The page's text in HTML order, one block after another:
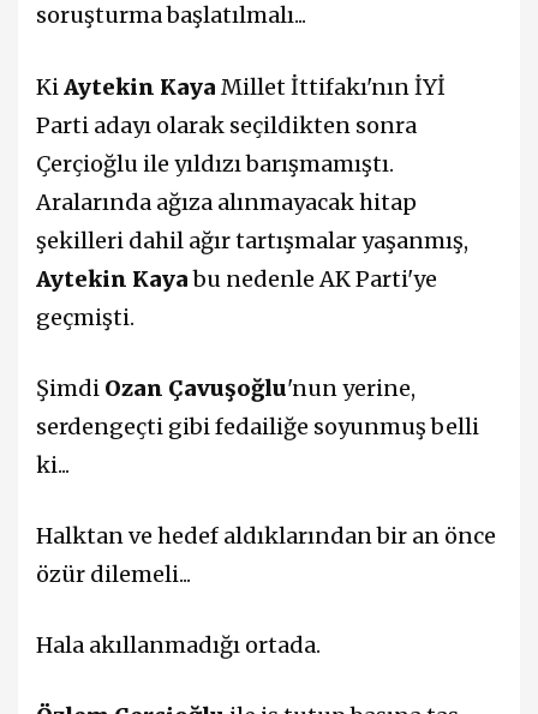
soruşturma başlatılmalı...
Ki Aytekin Kaya Millet İttifakı'nın İYİ
Parti adayı olarak seçildikten sonra
Çerçioğlu ile yıldızı barışmamıştı.
Aralarında ağıza alınmayacak hitap
şekilleri dahil ağır tartışmalar yaşanmış,
Aytekin Kayabu nedenle AK Parti'ye
geçmişti.
Şimdi Ozan Çavuşoğlu'nun yerine,
serdengeçti gibi fedailiğe soyunmuş belli
ki...
Halktan ve hedef aldıklarından bir an önce
özür dilemeli...
Hala akıllanmadığı ortada.